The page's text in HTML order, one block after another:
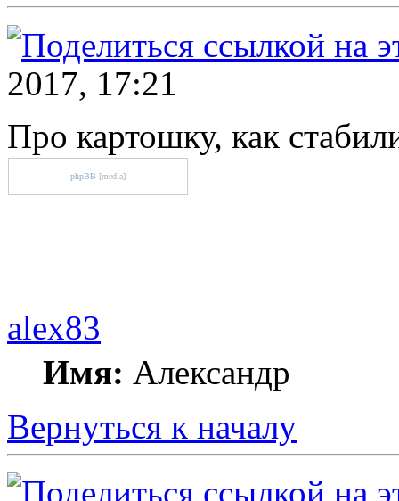
2017, 17:21
Про картошку, как
phpBB [media]
alex83
Имя: Александр
Вернуться к началу